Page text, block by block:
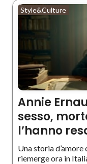
Style&Culture
Annie
sesso,
l’hanno
Una storia
riemerge ora in